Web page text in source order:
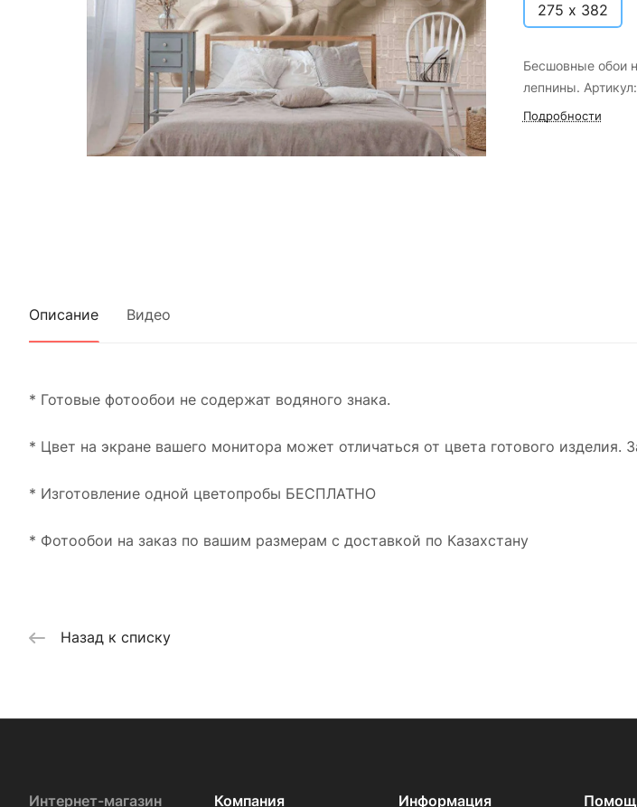
275 х 382
Бесшовные обои
лепнины.
Подробности
Описание Видео
* Готовые фотообои не содержат водяного знака.
* Цвет на экране вашего монитора может отличаться от цвета готового
* Изготовление одной цветопробы БЕСПЛАТНО
* Фотообои на заказ по вашим размерам с доставкой по Казахстану
Назад к списку
Интернет-магазин Компания Информация